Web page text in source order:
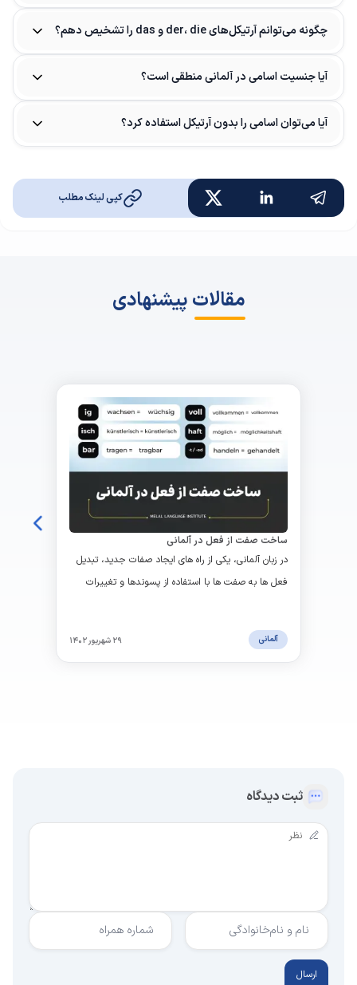
چگونه می‌توانم آرتیکل‌های der، die و das را تشخیص دهم؟
آیا جنسیت اسامی در آلمانی منطقی است؟
آیا می‌توان اسامی را بدون آرتیکل استفاده کرد؟
کپی لینک مطلب
مقالات پیشنهادی
ساخت صفت از فعل در آلمانی
در زبان آلمانی، یکی از راه های ایجاد صفات جدید، تبدیل
فعل ها به صفت ها با استفاده از پسوندها و تغییرات
آلمانی ۲۹ شهریور ۱۴۰۲
ثبت دیدگاه
نام و نام‌خانوادگی شماره همراه
ارسال